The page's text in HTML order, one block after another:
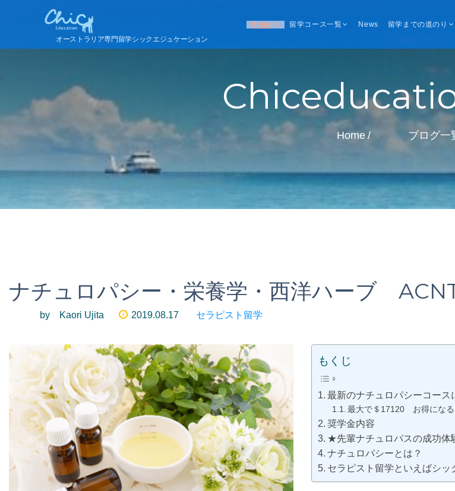
オーストラリア専門留学シックエジュケーション
Home 留学コース一覧 News 留学までの道のり
Home ブログ一
ナチュロパシー・栄養学・西洋ハーブ
by Kaori Ujita 2019.08.17 セラピスト留学
もくじ
最新のナチュロパシーコース
最大で＄17120 お得になる
奨学金内容
★先輩ナチュロパスの成功体
ナチュロパシーとは？
セラピスト留学といえばシッ